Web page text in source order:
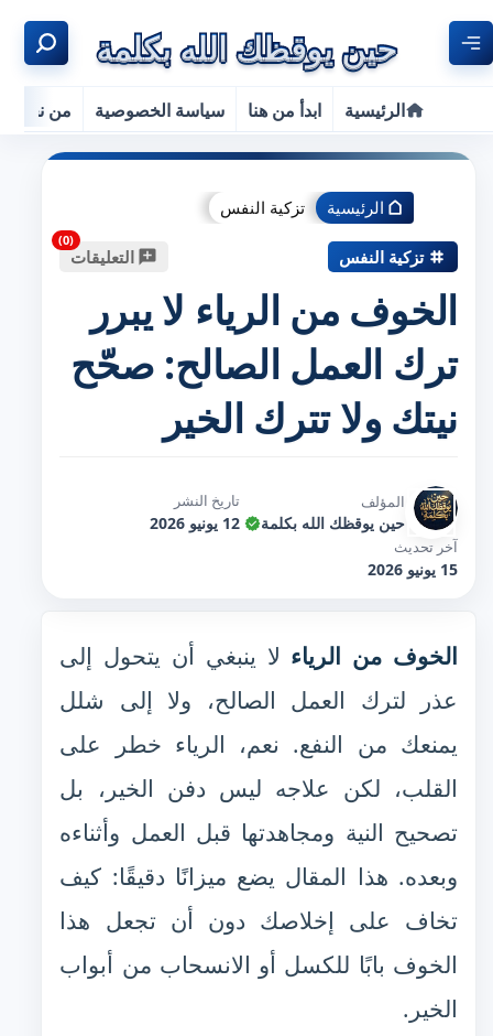
الرئيسية ابدأ من هنا سياسة الخصوصية من نحن
الرئيسية تزكية النفس
تزكية النفس التعليقات
الخوف من الرياء لا يبرر
ترك العمل الصالح: صحّح
نيتك ولا تترك الخير
المؤلف
حين يوقظك الله بكلمة
تاريخ النشر
12 يونيو 2026
آخر تحديث
15 يونيو 2026
الخوف من الرياء لا ينبغي أن يتحول إلى
عذر لترك العمل الصالح، ولا إلى شلل
يمنعك من النفع. نعم، الرياء خطر على
القلب، لكن علاجه ليس دفن الخير، بل
تصحيح النية ومجاهدتها قبل العمل وأثناءه
وبعده. هذا المقال يضع ميزانًا دقيقًا: كيف
تخاف على إخلاصك دون أن تجعل هذا
الخوف بابًا للكسل أو الانسحاب من أبواب
الخير.